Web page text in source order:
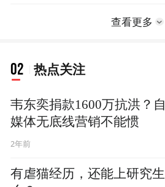
查看更多
02 热点关注
韦东奕捐款1600万抗洪？自
媒体无底线营销不能惯
2年前
有虐猫经历，还能上研究生